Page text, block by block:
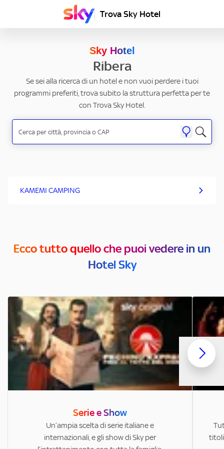
Trova Sky Hotel
Sky Hotel
Ribera
Se sei alla ricerca di un hotel e non vuoi perdere i tuoi
programmi preferiti, trova subito la struttura perfetta per te
con Trova Sky Hotel.
KAMEMI CAMPING
Ecco tutto quello che puoi vedere in un
Hotel Sky
Serie e Show
Un’ampia scelta di serie italiane e
internazionali, e gli show di Sky per
titoli